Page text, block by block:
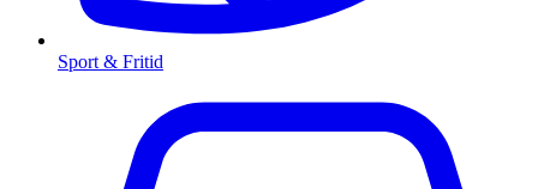
Sport & Fritid